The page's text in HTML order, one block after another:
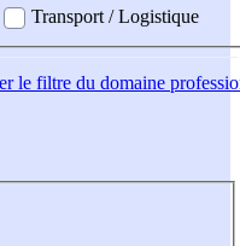
Transport / Logistique
le filtre du domaine